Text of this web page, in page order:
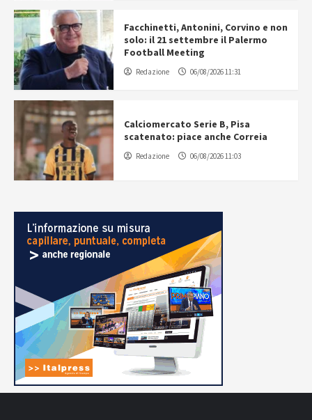
Facchinetti, Antonini, Corvino e non
solo: il 21 settembre il Palermo
Football Meeting
Redazione 06/08/2026 11:31
Calciomercato Serie B, Pisa
scatenato: piace anche Correia
Redazione 06/08/2026 11:03